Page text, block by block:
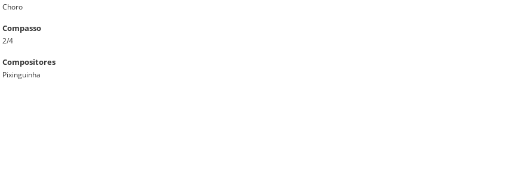
Choro
Compasso
2/4
Compositores
Pixinguinha